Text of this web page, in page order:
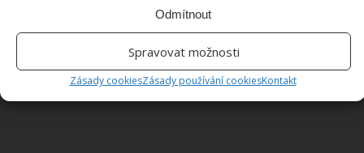
Odmítnout
Spravovat možnosti
Zásady cookiesZásady používání cookiesKontakt